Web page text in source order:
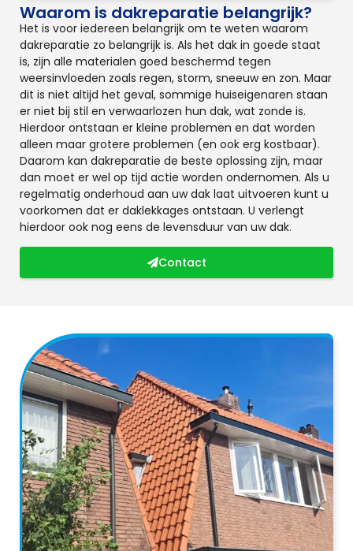
Waarom is dakreparatie belangrijk?
Het is voor iedereen belangrijk om te weten waarom
dakreparatie zo belangrijk is. Als het dak in goede staat
is, zijn alle materialen goed beschermd tegen
weersinvloeden zoals regen, storm, sneeuw en zon. Maar
dit is niet altijd het geval, sommige huiseigenaren staan
er niet bij stil en verwaarlozen hun dak, wat zonde is.
Hierdoor ontstaan er kleine problemen en dat worden
alleen maar grotere problemen (en ook erg kostbaar).
Daarom kan dakreparatie de beste oplossing zijn, maar
dan moet er wel op tijd actie worden ondernomen. Als u
regelmatig onderhoud aan uw dak laat uitvoeren kunt u
voorkomen dat er daklekkages ontstaan. U verlengt
hierdoor ook nog eens de levensduur van uw dak.
Contact